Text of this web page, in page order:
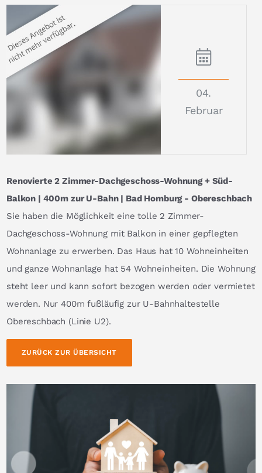
04.
Februar
Renovierte 2 Zimmer-Dachgeschoss-Wohnung + Süd-
Balkon | 400m zur U-Bahn | Bad Homburg - Obereschbach
Sie haben die Möglichkeit eine tolle 2 Zimmer-
Dachgeschoss-Wohnung mit Balkon in einer gepflegten
Wohnanlage zu erwerben. Das Haus hat 10 Wohneinheiten
und ganze Wohnanlage hat 54 Wohneinheiten. Die Wohnung
steht leer und kann sofort bezogen werden oder vermietet
werden. Nur 400m fußläufig zur U-Bahnhaltestelle
Obereschbach (Linie U2).
ZURÜCK ZUR ÜBERSICHT